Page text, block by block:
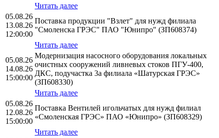
Читать далее
05.08.26
13.08.26
12:00:00
Поставка продукции "Взлет" для нужд филиала
"Смоленска ГРЭС" ПАО "Юнипро" (ЗП608374)
Читать далее
05.08.26
14.08.26
15:00:00
Модернизация насосного оборудования локальных
очистных сооружений ливневых стоков ПГУ-400,
ДКС, подучастка 3а филиала «Шатурская ГРЭС»
(ЗП608330)
Читать далее
05.08.26
12.08.26
15:00:00
Поставка Вентилей игольчатых для нужд филиал
«Смоленская ГРЭС» ПАО «Юнипро» (ЗП608329)
Читать далее